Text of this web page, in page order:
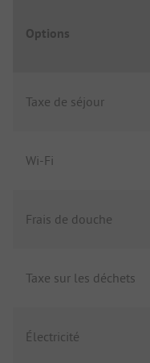
Options
Taxe de séjour
Wi-Fi
Frais de douche
Taxe sur les déchets
Électricité